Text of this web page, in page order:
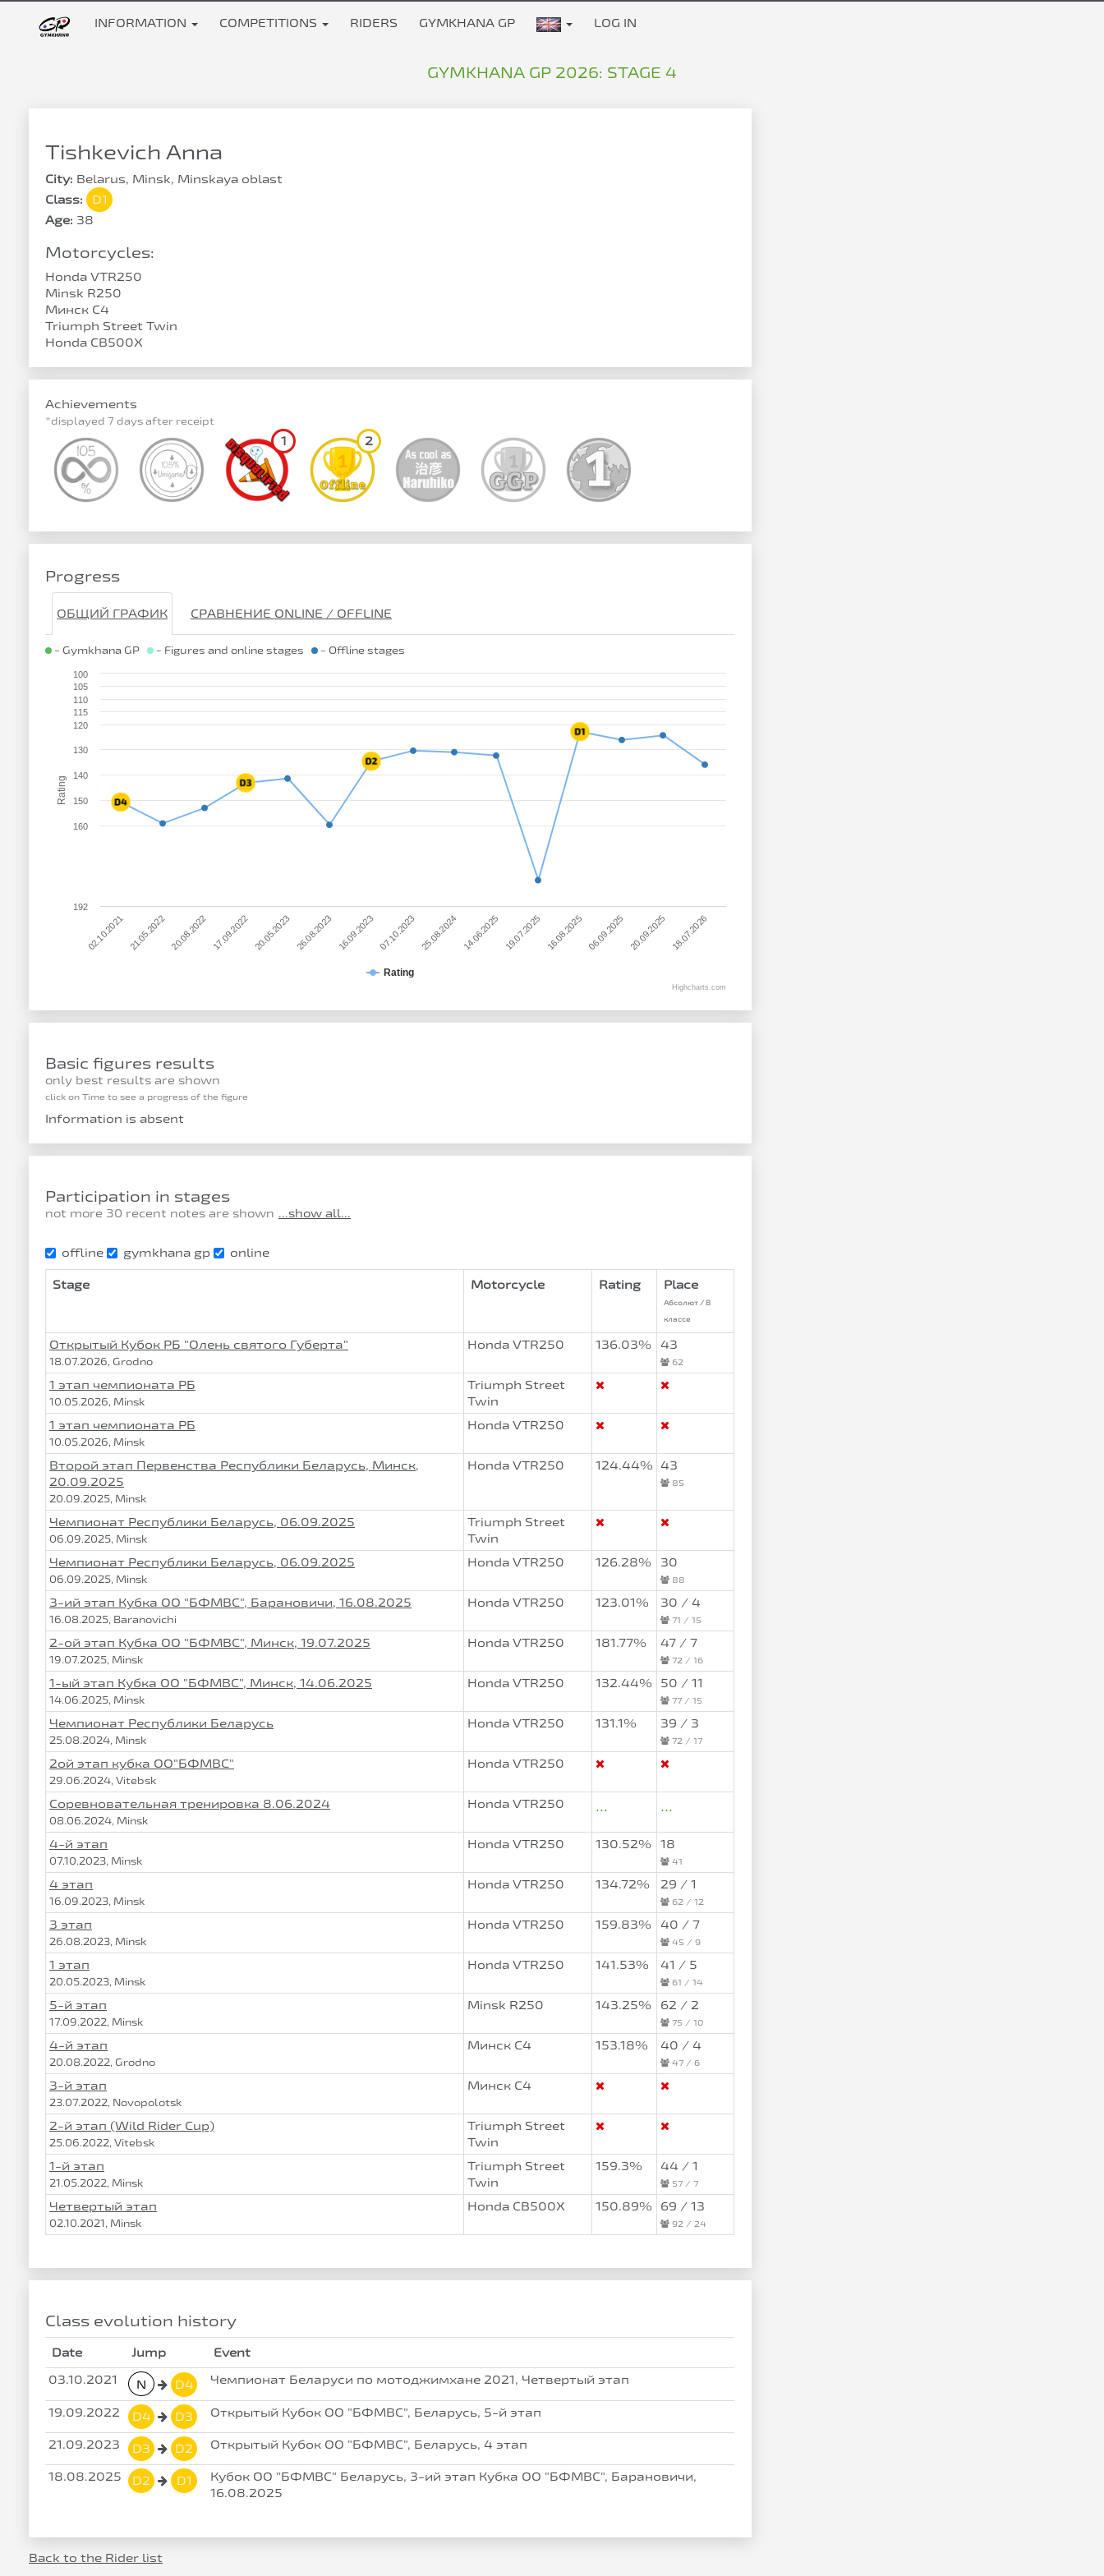
INFORMATION COMPETITIONS RIDERS GYMKHANA GP LOG IN
GYMKHANA GP 2026: STAGE 4
Tishkevich Anna
City: Belarus, Minsk, Minskaya oblast
Class:
D1
Age: 38
Motorcycles:
Honda VTR250
Minsk R250
Минск С4
Triumph Street Twin
Honda CB500X
Achievements
*displayed 7 days after receipt
1 2
Progress
ОБЩИЙ ГРАФИК СРАВНЕНИЕ ONLINE / OFFLINE
- Gymkhana GP - Figures and online stages - Offline stages
Rating
Rating
02.10.2021 21.05.2022 20.08.2022 17.09.2022 20.05.2023 26.08.2023 16.09.2023 07.10.2023 25.08.2024 14.06.2025 19.07.2025 16.08.2025 06.09.2025 20.09.2025 18.07.2026
100
105
110
115
120
130
140
150
160
192
Highcharts.com
Basic figures results
only best results are shown
click on Time to see a progress of the figure
Information is absent
Participation in stages
not more 30 recent notes are shown ...show all...
offline gymkhana gp online
Stage Motorcycle Rating Place
Абсолют / В
классе
Открытый Кубок РБ "Олень святого Губерта"
18.07.2026, Grodno
Honda VTR250 136.03% 43
62
1 этап чемпионата РБ
10.05.2026, Minsk
Triumph Street
Twin
1 этап чемпионата РБ
10.05.2026, Minsk
Honda VTR250
Второй этап Первенства Республики Беларусь, Минск,
20.09.2025
20.09.2025, Minsk
Honda VTR250 124.44% 43
85
Чемпионат Республики Беларусь, 06.09.2025
06.09.2025, Minsk
Triumph Street
Twin
Чемпионат Республики Беларусь, 06.09.2025
06.09.2025, Minsk
Honda VTR250 126.28% 30
88
3-ий этап Кубка ОО "БФМВС", Барановичи, 16.08.2025
16.08.2025, Baranovichi
Honda VTR250 123.01% 30 / 4
71 / 15
2-ой этап Кубка ОО "БФМВС", Минск, 19.07.2025
19.07.2025, Minsk
Honda VTR250 181.77% 47 / 7
72 / 16
1-ый этап Кубка ОО "БФМВС", Минск, 14.06.2025
14.06.2025, Minsk
Honda VTR250 132.44% 50 / 11
77 / 15
Чемпионат Республики Беларусь
25.08.2024, Minsk
Honda VTR250 131.1% 39 / 3
72 / 17
2ой этап кубка ОО"БФМВС"
29.06.2024, Vitebsk
Honda VTR250
Соревновательная тренировка 8.06.2024
08.06.2024, Minsk
Honda VTR250 ... ...
4-й этап
07.10.2023, Minsk
Honda VTR250 130.52% 18
41
4 этап
16.09.2023, Minsk
Honda VTR250 134.72% 29 / 1
62 / 12
3 этап
26.08.2023, Minsk
Honda VTR250 159.83% 40 / 7
45 / 9
1 этап
20.05.2023, Minsk
Honda VTR250 141.53% 41 / 5
61 / 14
5-й этап
17.09.2022, Minsk
Minsk R250 143.25% 62 / 2
75 / 10
4-й этап
20.08.2022, Grodno
Минск С4 153.18% 40 / 4
47 / 6
3-й этап
23.07.2022, Novopolotsk
Минск С4
2-й этап (Wild Rider Cup)
25.06.2022, Vitebsk
Triumph Street
Twin
1-й этап
21.05.2022, Minsk
Triumph Street
Twin
159.3% 44 / 1
57 / 7
Четвертый этап
02.10.2021, Minsk
Honda CB500X 150.89% 69 / 13
92 / 24
Class evolution history
Date Jump
Event
03.10.2021
N D4 Чемпионат Беларуси по мотоджимхане 2021, Четвертый этап
19.09.2022 D4 D3 Открытый Кубок ОО "БФМВС", Беларусь, 5-й этап
21.09.2023 D3 D2 Открытый Кубок ОО "БФМВС", Беларусь, 4 этап
18.08.2025 D2 D1
Кубок ОО "БФМВС" Беларусь, 3-ий этап Кубка ОО "БФМВС", Барановичи,
16.08.2025
Back to the Rider list